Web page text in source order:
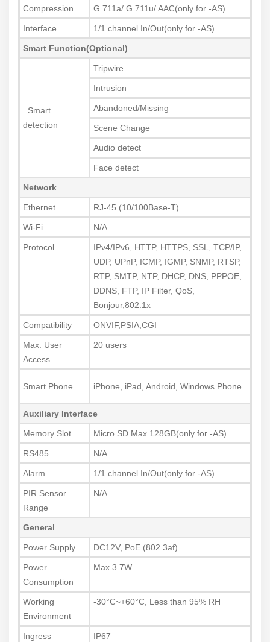
Compression G.711a/ G.711u/ AAC(only for -AS)
Interface 1/1 channel In/Out(only for -AS)
Smart Function(Optional)
Smart
detection
Tripwire
Intrusion
Abandoned/Missing
Scene Change
Audio detect
Face detect
Network
Ethernet RJ-45 (10/100Base-T)
Wi-Fi N/A
Protocol
IPv4/IPv6, HTTP, HTTPS, SSL, TCP/IP,
UDP, UPnP, ICMP, IGMP, SNMP, RTSP,
RTP, SMTP, NTP, DHCP, DNS, PPPOE,
DDNS, FTP, IP Filter, QoS,
Bonjour,802.1x
Compatibility ONVIF,PSIA,CGI
Max. User
Access
20 users
Smart Phone iPhone, iPad, Android, Windows Phone
Auxiliary Interface
Memory Slot Micro SD Max 128GB(only for -AS)
RS485 N/A
Alarm 1/1 channel In/Out(only for -AS)
PIR Sensor
Range
N/A
General
Power Supply DC12V, PoE (802.3af)
Power
Consumption
Max 3.7W
Working
Environment
-30°C~+60°C, Less than 95% RH
Ingress
IP67